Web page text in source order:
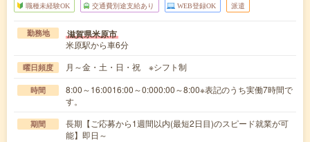
職種未経験OK 交通費別途支給あり WEB登録OK 派遣
勤務地 滋賀県米原市
米原駅から車6分
曜日頻度 月～金・土・日・祝 ※シフト制
時間
8:00～16:0016:00～0:000:00～8:00※表記のうち実働7時間で
す。
期間
長期【ご応募から1週間以内(最短2日目)のスピード就業が可
能】即日～